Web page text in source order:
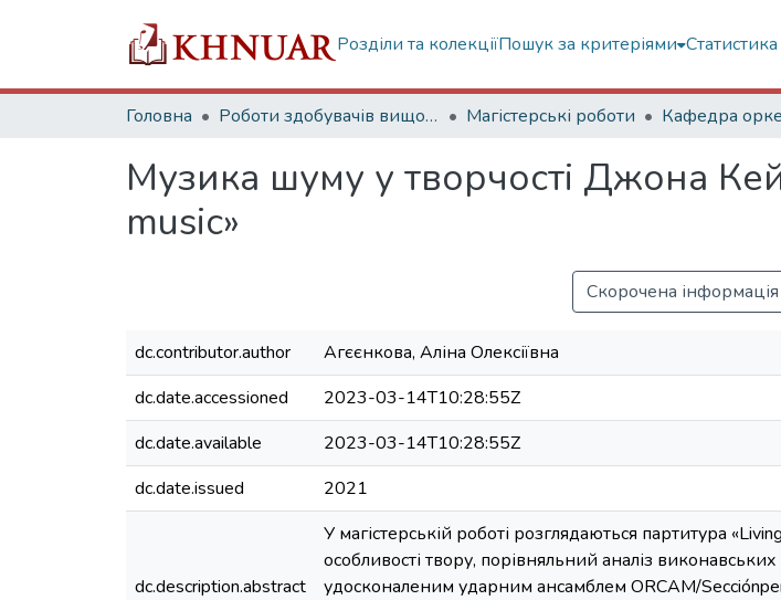
Розділи та колекціїПошук за критеріями Статистика
Головна Роботи здобувачів вищої освіти Магістерські роботи
Музика шуму у творчості Джона
music»
Скорочена
dc.contributor.author
Агєєнкова, Аліна Олексіївна
dc.date.accessioned
2023-03-14T10:28:55Z
dc.date.available
2023-03-14T10:28:55Z
dc.date.issued
2021
dc.description.abstract
У магістерській роботі розглядаються партитура
особливості твору, порівняльний аналіз
удосконаленим ударним ансамблем ORCAM/